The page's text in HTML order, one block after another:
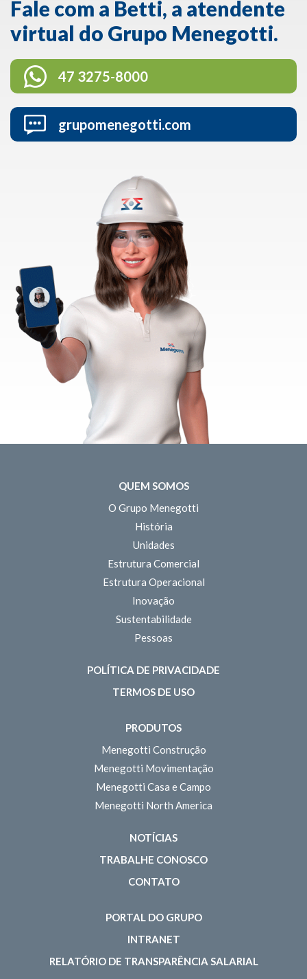
Fale com a Betti, a atendente
virtual do Grupo Menegotti.
47 3275-8000
grupomenegotti.com
QUEM SOMOS
O Grupo Menegotti
História
Unidades
Estrutura Comercial
Estrutura Operacional
Inovação
Sustentabilidade
Pessoas
POLÍTICA DE PRIVACIDADE
TERMOS DE USO
PRODUTOS
Menegotti Construção
Menegotti Movimentação
Menegotti Casa e Campo
Menegotti North America
NOTÍCIAS
TRABALHE CONOSCO
CONTATO
PORTAL DO GRUPO
INTRANET
RELATÓRIO DE TRANSPARÊNCIA SALARIAL